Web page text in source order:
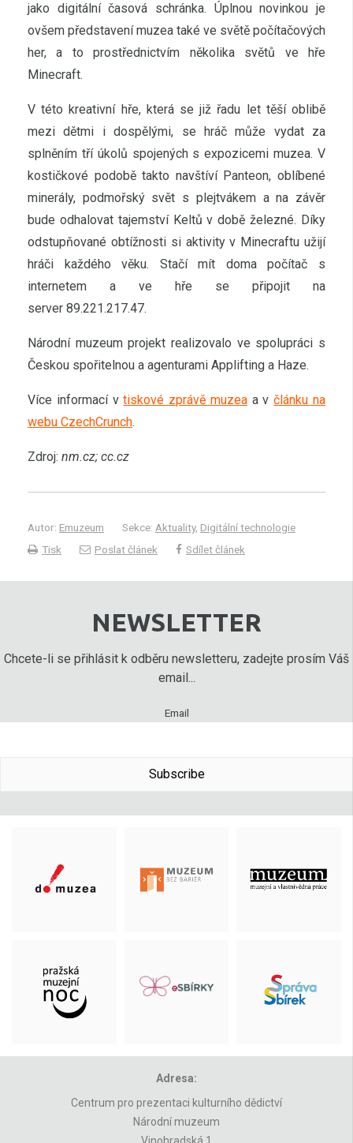
jako digitální časová schránka. Úplnou novinkou je
ovšem představení muzea také ve světě počítačových
her, a to prostřednictvím několika světů ve hře
Minecraft.
V této kreativní hře, která se již řadu let těší oblibě
mezi dětmi i dospělými, se hráč může vydat za
splněním tří úkolů spojených s expozicemi muzea. V
kostičkové podobě takto navštíví Panteon, oblíbené
minerály, podmořský svět s plejtvákem a na závěr
bude odhalovat tajemství Keltů v době železné. Díky
odstupňované obtížnosti si aktivity v Minecraftu užijí
hráči každého věku. Stačí mít doma počítač s
internetem a ve hře se připojit na
server 89.221.217.47.
Národní muzeum projekt realizovalo ve spolupráci s
Českou spořitelnou a agenturami Applifting a Haze.
Více informací vtiskové zprávě muzeaa včlánku na
webu CzechCrunch.
Zdroj: nm.cz; cc.cz
Autor: Emuzeum Sekce: Aktuality, Digitální technologie
Tisk
Poslat článek Sdílet článek
NEWSLETTER
Chcete-li se přihlásit k odběru newsletteru, zadejte prosím Váš
email...
Email
Subscribe
Adresa:
Centrum pro prezentaci kulturního dědictví
Národní muzeum
Vinohradská 1